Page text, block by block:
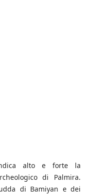
alto e forte la
di Palmira.
di Bamiyan e dei